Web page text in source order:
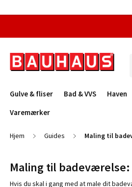
Gulve & fliser Bad & VVS Haven
Varemærker
Hjem Guides Maling til
Maling til
Hvis du skal i gang med at male dit